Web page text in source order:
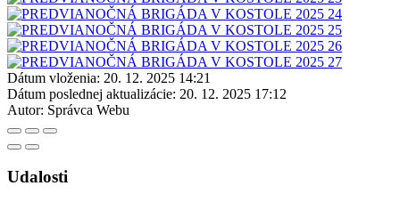
Dátum vloženia: 20. 12. 2025 14:21
Dátum poslednej aktualizácie: 20. 12. 2025 17:12
Autor: Správca Webu
Udalosti